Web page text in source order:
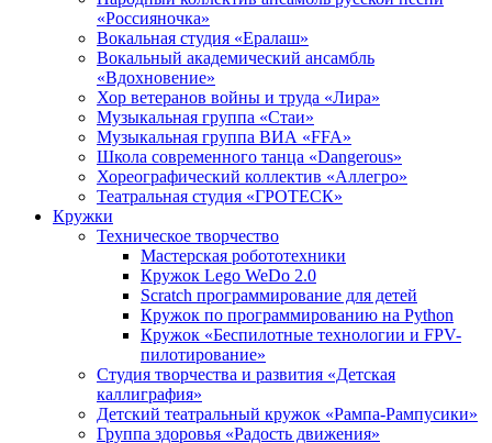
«Россияночка»
Вокальная студия «Ералаш»
Вокальный академический ансамбль
«Вдохновение»
Хор ветеранов войны и труда «Лира»
Музыкальная группа «Стаи»
Музыкальная группа ВИА «FFA»
Школа современного танца «Dangerous»
Хореографический коллектив «Аллегро»
Театральная студия «ГРОТЕСК»
Кружки
Техническое творчество
Мастерская робототехники
Кружок Lego WeDo 2.0
Scratch программирование для детей
Кружок по программированию на Python
Кружок «Беспилотные технологии и FPV-
пилотирование»
Студия творчества и развития «Детская
каллиграфия»
Детский театральный кружок «Рампа-Рампусики»
Группа здоровья «Радость движения»